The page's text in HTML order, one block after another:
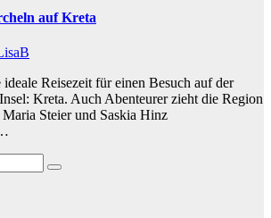
auf Kreta
Reisezeit für einen Besuch auf der
Kreta. Auch Abenteurer zieht die Region
Steier und Saskia Hinz